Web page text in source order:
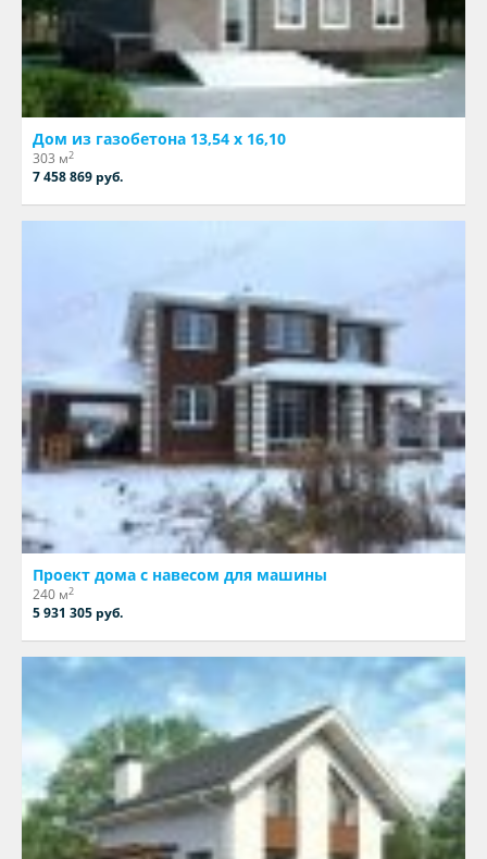
Дом из газобетона 13,54 х 16,10
303 м2
7 458 869 руб.
Проект дома с навесом для машины
240 м2
5 931 305 руб.